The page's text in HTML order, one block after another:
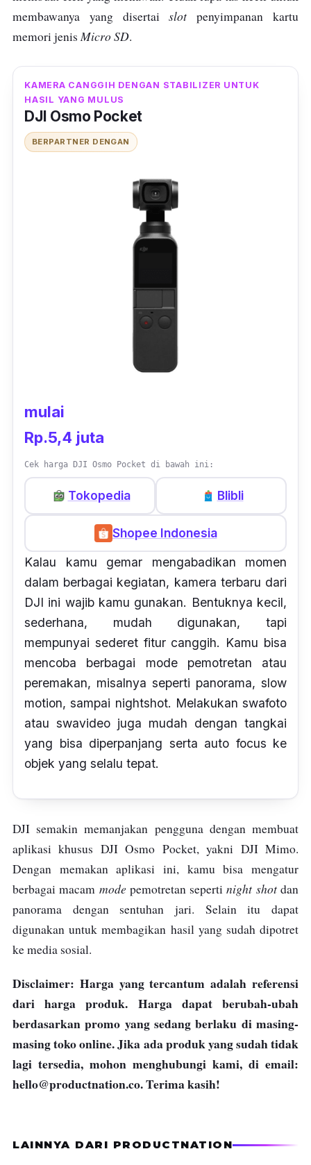
membawanya yang disertaislot penyimpanan kartu
memori jenis Micro SD.
KAMERA CANGGIH DENGAN STABILIZER UNTUK
HASIL YANG MULUS
DJI Osmo Pocket
BERPARTNER DENGAN
mulai
Rp.5,4 juta
Cek harga DJI Osmo Pocket di bawah ini:
Tokopedia Blibli
Shopee Indonesia
Kalau kamu gemar mengabadikan momen
dalam berbagai kegiatan, kamera terbaru dari
DJI ini wajib kamu gunakan. Bentuknya kecil,
sederhana, mudah digunakan, tapi
mempunyai sederet fitur canggih. Kamu bisa
mencoba berbagai modepemotretan atau
peremakan, misalnya seperti panorama, slow
motion, sampai nightshot. Melakukan swafoto
atau swavideo juga mudah dengan tangkai
yang bisa diperpanjang serta auto focus ke
objek yang selalu tepat.
DJI semakin memanjakan pengguna dengan membuat
aplikasi khusus DJI Osmo Pocket, yakni DJI Mimo.
Dengan memakan aplikasi ini, kamu bisa mengatur
berbagai macam mode pemotretan sepertinight shotdan
panorama dengan sentuhan jari. Selain itu dapat
digunakan untuk membagikan hasil yang sudah dipotret
ke media sosial.
Disclaimer: Harga yang tercantum adalah referensi
dari harga produk. Harga dapat berubah-ubah
berdasarkan promo yang sedang berlaku di masing-
masing toko online. Jika ada produk yang sudah tidak
lagi tersedia, mohon menghubungi kami, di email:
hello@productnation.co. Terima kasih!
LAINNYA DARI PRODUCTNATION